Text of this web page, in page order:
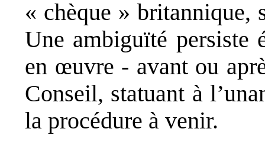
« chèque » britannique,
Une ambiguïté persiste
en œuvre - avant ou
Conseil, statuant à
la procédure à venir.